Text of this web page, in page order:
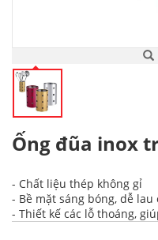
Ống đũa inox
- Chất liệu thép không gỉ
- Bề mặt sáng bóng, dễ lau
- Thiết kế các lỗ thoáng,